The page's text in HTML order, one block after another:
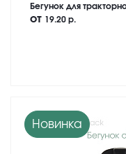
Бегунок для
от 19.20 р.
Новинка